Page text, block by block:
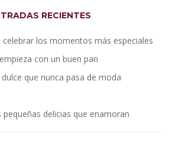
RECIENTES
los momentos más especiales
con un buen pan
que nunca pasa de moda
pequeñas delicias que enamoran